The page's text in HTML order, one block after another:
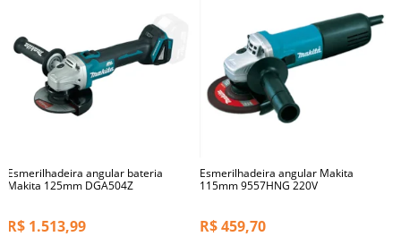
Esmerilhadeira angular bateria
Makita 125mm DGA504Z
R$ 1.513,99
Esmerilhadeira angular Makita
115mm 9557HNG 220V
R$459,70